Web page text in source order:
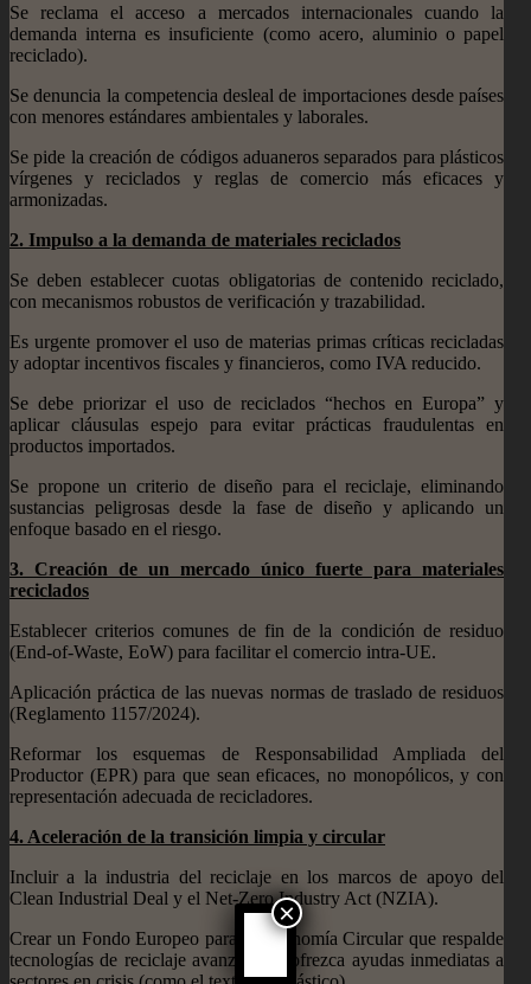
Se reclama el acceso a mercados internacionales cuando la
demanda interna es insuficiente (como acero, aluminio o papel
reciclado).
Se denuncia la competencia desleal de importaciones desde países
con menores estándares ambientales y laborales.
Se pide la creación de códigos aduaneros separados para plásticos
vírgenes y reciclados y reglas de comercio más eficaces y
armonizadas.
2.⁠ ⁠Impulso a la demanda de materiales reciclados
Se deben establecer cuotas obligatorias de contenido reciclado,
con mecanismos robustos de verificación y trazabilidad.
Es urgente promover el uso de materias primas críticas recicladas
y adoptar incentivos fiscales y financieros, como IVA reducido.
Se debe priorizar el uso de reciclados “hechos en Europa” y
aplicar cláusulas espejo para evitar prácticas fraudulentas en
productos importados.
Se propone un criterio de diseño para el reciclaje, eliminando
sustancias peligrosas desde la fase de diseño y aplicando un
enfoque basado en el riesgo.
3.⁠ ⁠Creación de un mercado único fuerte para materiales
reciclados
Establecer criterios comunes de fin de la condición de residuo
(End-of-Waste, EoW) para facilitar el comercio intra-UE.
Aplicación práctica de las nuevas normas de traslado de residuos
(Reglamento 1157/2024).
Reformar los esquemas de Responsabilidad Ampliada del
Productor (EPR) para que sean eficaces, no monopólicos, y con
representación adecuada de recicladores.
4.⁠ ⁠Aceleración de la transición limpia y circular
Incluir a la industria del reciclaje en los marcos de apoyo del
Clean Industrial Deal y el Net-Zero Industry Act (NZIA).
Crear un Fondo Europeo para la Economía Circular que respalde
tecnologías de reciclaje avanzadas y ofrezca ayudas inmediatas a
×